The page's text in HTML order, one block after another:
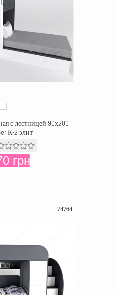
с лестницей 90х200
К-2 элит
грн
74764